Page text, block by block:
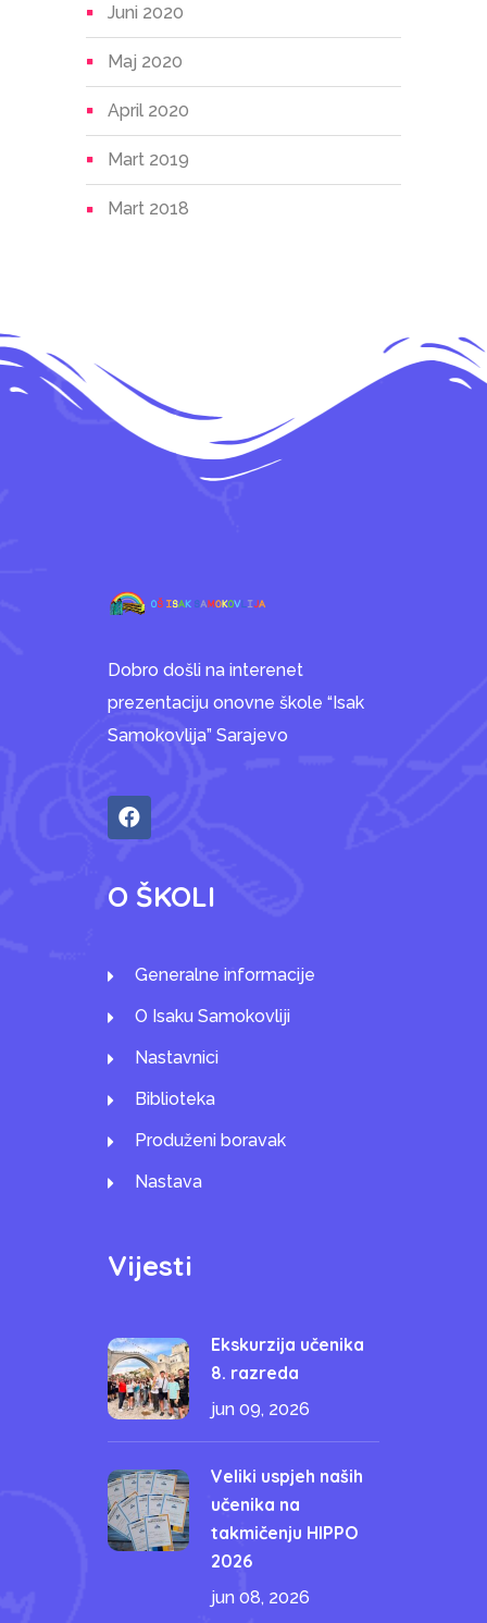
Juni 2020
Maj 2020
April 2020
Mart 2019
Mart 2018
Dobro došli na interenet
prezentaciju onovne škole “Isak
Samokovlija” Sarajevo
O ŠKOLI
Generalne informacije
O Isaku Samokovliji
Nastavnici
Biblioteka
Produženi boravak
Nastava
Vijesti
Ekskurzija učenika
8. razreda
jun 09, 2026
Veliki uspjeh naših
učenika na
takmičenju HIPPO
2026
jun 08, 2026